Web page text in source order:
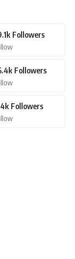
Followers
Followers
Followers